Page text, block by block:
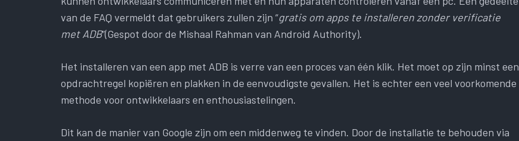
van de FAQ vermeldt dat gebruikers zullen zijn “gratis om apps te installeren zonder verificatie
met ADB”(Gespot door de Mishaal Rahman van Android Authority).
Het installeren van een app met ADB is verre van een proces van één klik. Het moet op zijn minst een
opdrachtregel kopiëren en plakken in de eenvoudigste gevallen. Het is echter een veel voorkomende
methode voor ontwikkelaars en enthousiastelingen.
Dit kan de manier van Google zijn om een ​​middenweg te vinden. Door de installatie te behouden via